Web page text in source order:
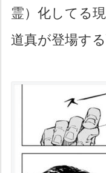
霊）化してる
道真が登場す